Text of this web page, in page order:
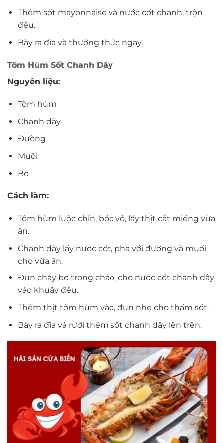
Thêm sốt mayonnaise và nước cốt chanh, trộn
đều.
Bày ra đĩa và thưởng thức ngay.
Tôm Hùm Sốt Chanh Dây
Nguyên liệu:
Tôm hùm
Chanh dây
Đường
Muối
Bơ
Cách làm:
Tôm hùm luộc chín, bóc vỏ, lấy thịt cắt miếng vừa
ăn.
Chanh dây lấy nước cốt, pha với đường và muối
cho vừa ăn.
Đun chảy bơ trong chảo, cho nước cốt chanh dây
vào khuấy đều.
Thêm thịt tôm hùm vào, đun nhẹ cho thấm sốt.
Bày ra đĩa và rưới thêm sốt chanh dây lên trên.